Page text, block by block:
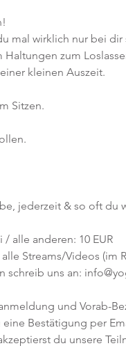
mal wirklich nur bei
zum
kleinen Auszeit.
Sitzen.
jederzeit & so oft du
alle anderen: 10 EUR
Streams/Videos
uns an:
und Vorab-
Bestätigung per
du unsere